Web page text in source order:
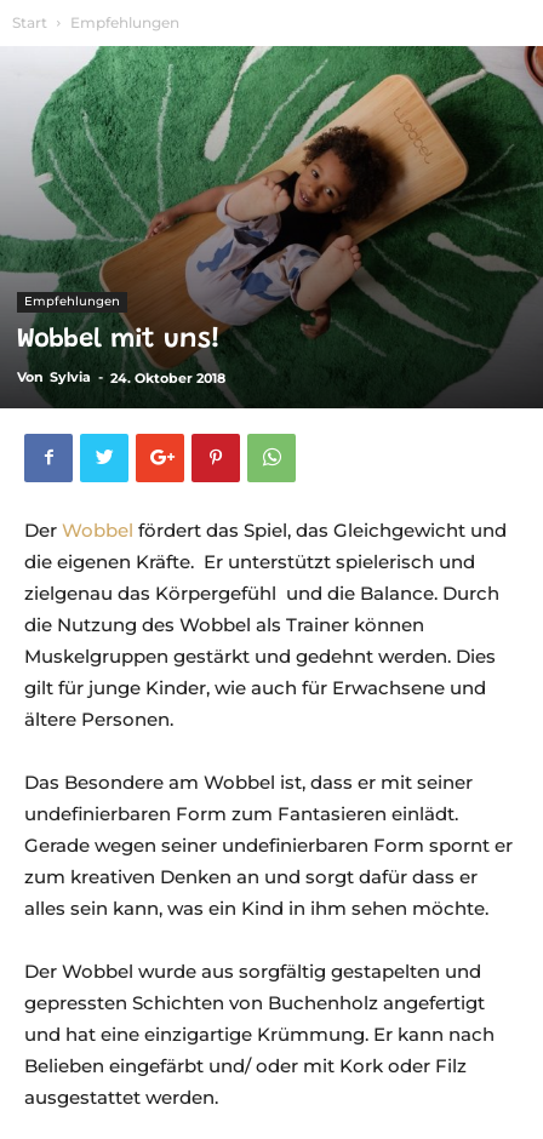
Start Empfehlungen
Empfehlungen
Wobbel mit uns!
Von Sylvia - 24. Oktober 2018
Der Wobbel fördert das Spiel, das Gleichgewicht und
die eigenen Kräfte. Er unterstützt spielerisch und
zielgenau das Körpergefühl und die Balance. Durch
die Nutzung des Wobbel als Trainer können
Muskelgruppen gestärkt und gedehnt werden. Dies
gilt für junge Kinder, wie auch für Erwachsene und
ältere Personen.
Das Besondere am Wobbel ist, dass er mit seiner
undefinierbaren Form zum Fantasieren einlädt.
Gerade wegen seiner undefinierbaren Form spornt er
zum kreativen Denken an und sorgt dafür dass er
alles sein kann, was ein Kind in ihm sehen möchte.
Der Wobbel wurde aus sorgfältig gestapelten und
gepressten Schichten von Buchenholz angefertigt
und hat eine einzigartige Krümmung. Er kann nach
Belieben eingefärbt und/ oder mit Kork oder Filz
ausgestattet werden.